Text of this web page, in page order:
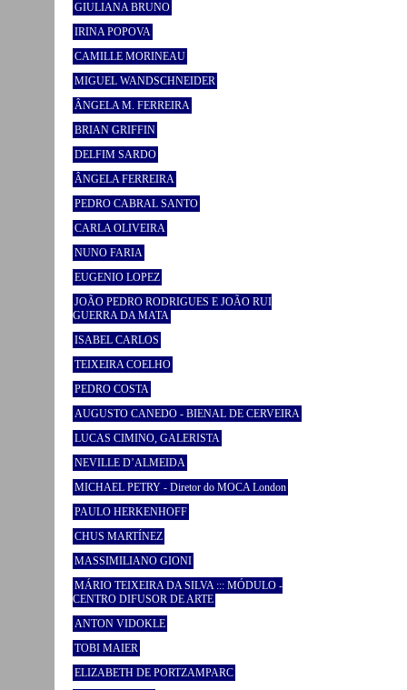
GIULIANA BRUNO
IRINA POPOVA
CAMILLE MORINEAU
MIGUEL WANDSCHNEIDER
ÂNGELA M. FERREIRA
BRIAN GRIFFIN
DELFIM SARDO
ÂNGELA FERREIRA
PEDRO CABRAL SANTO
CARLA OLIVEIRA
NUNO FARIA
EUGENIO LOPEZ
JOÃO PEDRO RODRIGUES E JOÃO RUI
GUERRA DA MATA
ISABEL CARLOS
TEIXEIRA COELHO
PEDRO COSTA
AUGUSTO CANEDO - BIENAL DE CERVEIRA
LUCAS CIMINO, GALERISTA
NEVILLE D’ALMEIDA
MICHAEL PETRY - Diretor do MOCA London
PAULO HERKENHOFF
CHUS MARTÍNEZ
MASSIMILIANO GIONI
MÁRIO TEIXEIRA DA SILVA ::: MÓDULO -
CENTRO DIFUSOR DE ARTE
ANTON VIDOKLE
TOBI MAIER
ELIZABETH DE PORTZAMPARC